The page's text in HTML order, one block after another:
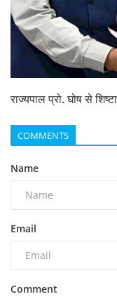
राज्यपाल प्रो. घोष से
COMMENTS
Name
Email
Comment